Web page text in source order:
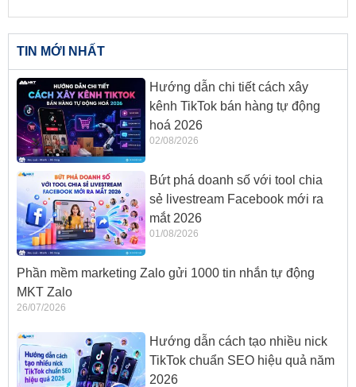
TIN MỚI NHẤT
Hướng dẫn chi tiết cách xây
kênh TikTok bán hàng tự động
hoá 2026
02/08/2026
Bứt phá doanh số với tool chia
sẻ livestream Facebook mới ra
mắt 2026
01/08/2026
Phần mềm marketing Zalo gửi 1000 tin nhắn tự động
MKT Zalo
26/07/2026
Hướng dẫn cách tạo nhiều nick
TikTok chuẩn SEO hiệu quả năm
2026